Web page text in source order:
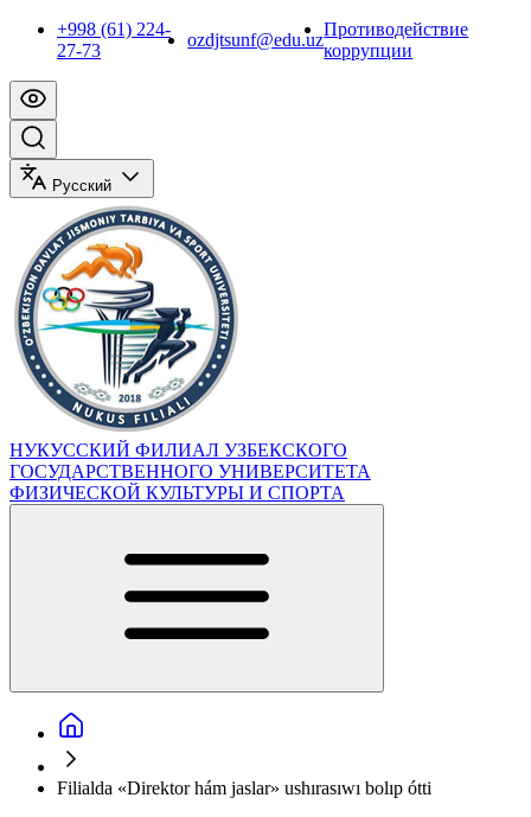
+998 (61) 224-
27-73
ozdjtsunf@edu.uz
Противодействие
коррупции
Русский
НУКУССКИЙ ФИЛИАЛ УЗБЕКСКОГО
ГОСУДАРСТВЕННОГО УНИВЕРСИТЕТА
ФИЗИЧЕСКОЙ КУЛЬТУРЫ И СПОРТА
Filialda «Direktor hám jaslar» ushırasıwı bolıp ótti